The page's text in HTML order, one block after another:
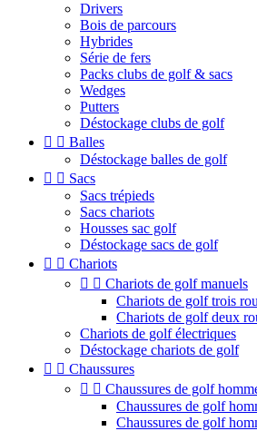
Drivers
Bois de parcours
Hybrides
Série de fers
Packs clubs de golf & sacs
Wedges
Putters
Déstockage clubs de golf
  Balles
Déstockage balles de golf
  Sacs
Sacs trépieds
Sacs chariots
Housses sac golf
Déstockage sacs de golf
  Chariots
  Chariots de golf manuels
Chariots de golf trois
Chariots de golf deux
Chariots de golf électriques
Déstockage chariots de golf
  Chaussures
  Chaussures de golf
Chaussures de golf
Chaussures de golf